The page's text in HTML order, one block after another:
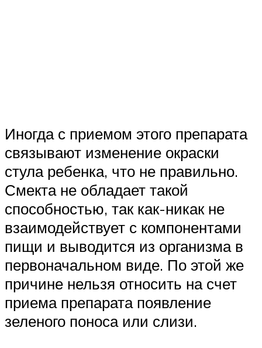
Иногда с приемом этого препарата
связывают изменение окраски
стула ребенка, что не правильно.
Смекта не обладает такой
способностью, так как-никак не
взаимодействует с компонентами
пищи и выводится из организма в
первоначальном виде. По этой же
причине нельзя относить на счет
приема препарата появление
зеленого поноса или слизи.